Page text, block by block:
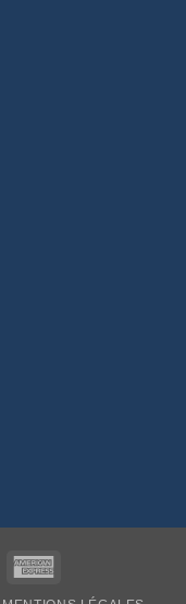
MasterCard